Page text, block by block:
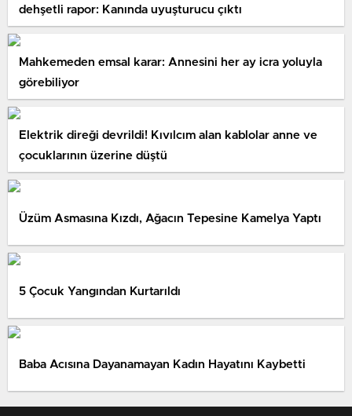
dehşetli rapor: Kanında uyuşturucu çıktı
Mahkemeden emsal karar: Annesini her ay icra yoluyla
görebiliyor
Elektrik direği devrildi! Kıvılcım alan kablolar anne ve
çocuklarının üzerine düştü
Üzüm Asmasına Kızdı, Ağacın Tepesine Kamelya Yaptı
5 Çocuk Yangından Kurtarıldı
Baba Acısına Dayanamayan Kadın Hayatını Kaybetti